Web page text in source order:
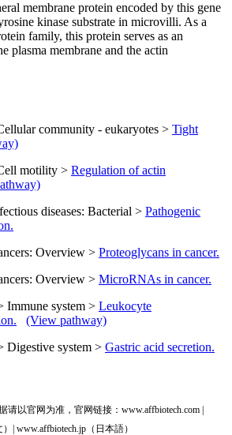
membrane protein encoded by this gene
kinase substrate in microvilli. As a
family, this protein serves as an
plasma membrane and the actin
community - eukaryotes > Tight
motility > Regulation of actin
diseases: Bacterial > Pathogenic
Overview > Proteoglycans in cancer.
Overview > MicroRNAs in cancer.
Immune system > Leukocyte
(View pathway)
Digestive system > Gastric acid secretion.
以官网为准，官网链接：www.affbiotech.com |
| www.affbiotech.jp（日本語）